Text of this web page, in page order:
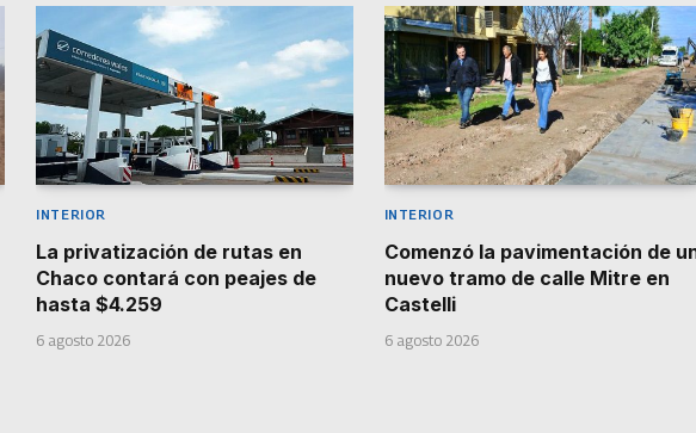
INTERIOR
La privatización de rutas en
Chaco contará con peajes de
hasta $4.259
6 agosto 2026
INTERIOR
Comenzó la pavimentación de
nuevo tramo de calle Mitre en
Castelli
6 agosto 2026